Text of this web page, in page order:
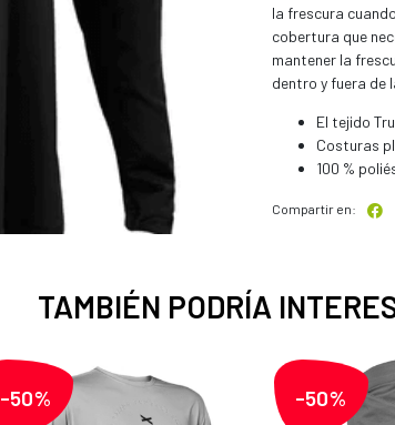
la frescura
cobertura que
mantener la
dentro y fuera de
El tejido
Costuras
100 %
Compartir en:
TAMBIÉN PODRÍA
-50% -50%